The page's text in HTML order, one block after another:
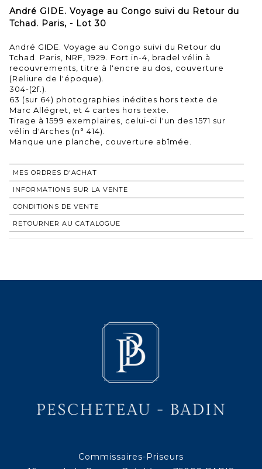
André GIDE. Voyage au Congo suivi du Retour du
Tchad. Paris, - Lot 30
André GIDE. Voyage au Congo suivi du Retour du
Tchad. Paris, NRF, 1929. Fort in-4, bradel vélin à
recouvrements, titre à l'encre au dos, couverture
(Reliure de l'époque).
304-(2f.).
63 (sur 64) photographies inédites hors texte de
Marc Allégret, et 4 cartes hors texte.
Tirage à 1599 exemplaires, celui-ci l'un des 1571 sur
vélin d'Arches (n° 414).
MES ORDRES D'ACHAT
INFORMATIONS SUR LA VENTE
CONDITIONS DE VENTE
RETOURNER AU CATALOGUE
Commissaires-Priseurs